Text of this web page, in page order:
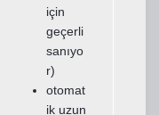
için
geçerli
sanıyo
r)
otomat
ik uzun